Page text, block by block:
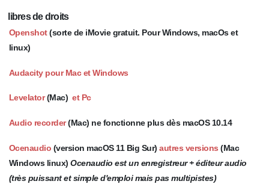
libres de droits
Openshot(sorte de iMovie gratuit. Pour Windows, macOs et
linux)
Audacity pour Mac et Windows
Levelator(Mac) et Pc
Audio recorder(Mac) ne fonctionne plus dès macOS 10.14
Ocenaudio (version macOS 11 Big Sur) autres versions (Mac
Windows linux) Ocenaudio est un enregistreur + éditeur audio
(très puissant et simple d'emploi mais pas multipistes)